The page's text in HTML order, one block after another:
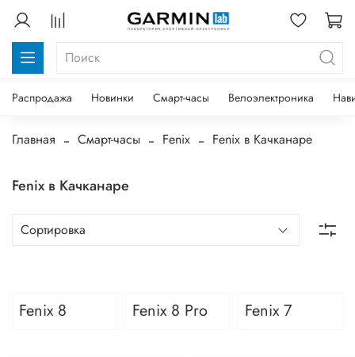
Распродажа Новинки Смарт-часы Велоэлектроника
Главная Смарт-часы Fenix Fenix в Качканаре
Fenix в Качканаре
Fenix 8 Fenix 8 Pro Fenix 7